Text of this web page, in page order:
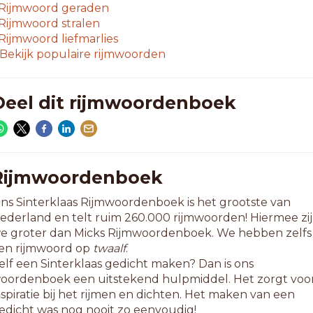
letterwoorden
letterwoorden
geraden
stralen
liefmarlies
Bekijk populaire rijmwoorden
dit rijmwoordenboek
Sinterklaas Rijmwoordenboek is het grootste van
en telt ruim 260.000 rijmwoorden! Hiermee
groter dan Micks Rijmwoordenboek. We hebben zelfs
rijmwoord op twaalf.
een Sinterklaas gedicht maken? Dan is ons
een uitstekend hulpmiddel. Het zorgt
bij het rijmen en dichten. Het maken van een
was nog nooit zo eenvoudig!